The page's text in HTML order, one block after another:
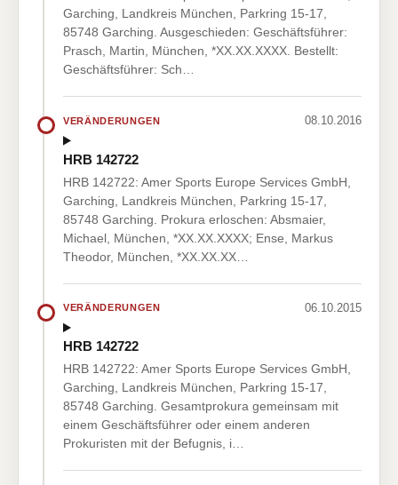
Garching, Landkreis München, Parkring 15-17,
85748 Garching. Ausgeschieden: Geschäftsführer:
Prasch, Martin, München, *XX.XX.XXXX. Bestellt:
Geschäftsführer: Sch…
VERÄNDERUNGEN 08.10.2016
HRB 142722
HRB 142722: Amer Sports Europe Services GmbH,
Garching, Landkreis München, Parkring 15-17,
85748 Garching. Prokura erloschen: Absmaier,
Michael, München, *XX.XX.XXXX; Ense, Markus
Theodor, München, *XX.XX.XX…
VERÄNDERUNGEN 06.10.2015
HRB 142722
HRB 142722: Amer Sports Europe Services GmbH,
Garching, Landkreis München, Parkring 15-17,
85748 Garching. Gesamtprokura gemeinsam mit
einem Geschäftsführer oder einem anderen
Prokuristen mit der Befugnis, i…